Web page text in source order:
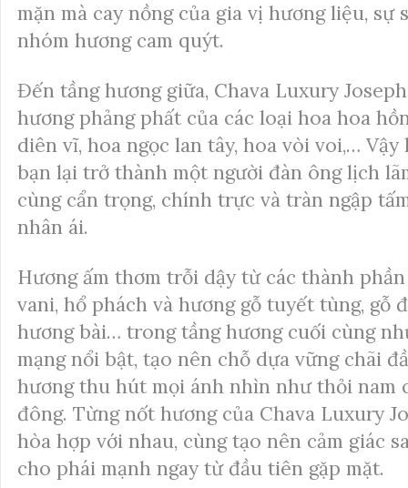
mặn mà cay nồng của gia vị hương liệu, sự
nhóm hương cam quýt.
Đến tầng hương giữa, Chava Luxury
hương phảng phất của các loại hoa hoa
diên vĩ, hoa ngọc lan tây, hoa vòi voi,…
bạn lại trở thành một người đàn ông lịch
cùng cẩn trọng, chính trực và tràn ngập
nhân ái.
Hương ấm thơm trỗi dậy từ các thành
vani, hổ phách và hương gỗ tuyết tùng, gỗ
hương bài… trong tầng hương cuối cùng
mạng nổi bật, tạo nên chỗ dựa vững chãi
hương thu hút mọi ánh nhìn như thỏi nam
đông. Từng nốt hương của Chava Luxury
hòa hợp với nhau, cùng tạo nên cảm giác
cho phái mạnh ngay từ đầu tiên gặp mặt.